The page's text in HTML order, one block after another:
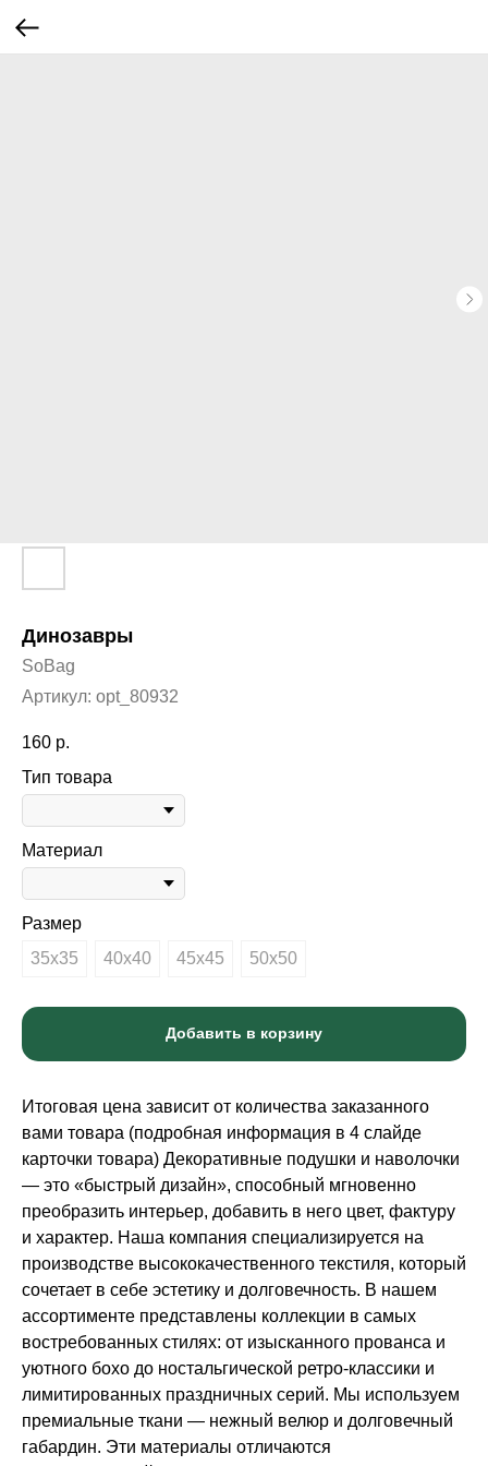
Динозавры
SoBag
Артикул: opt_80932
160 р.
Тип товара
Материал
Размер
35х35
40х40 45х45 50х50
Добавить в корзину
Итоговая цена зависит от количества заказанного
вами товара (подробная информация в 4 слайде
карточки товара) Декоративные подушки и наволочки
— это «быстрый дизайн», способный мгновенно
преобразить интерьер, добавить в него цвет, фактуру
и характер. Наша компания специализируется на
производстве высококачественного текстиля, который
сочетает в себе эстетику и долговечность. В нашем
ассортименте представлены коллекции в самых
востребованных стилях: от изысканного прованса и
уютного бохо до ностальгической ретро-классики и
лимитированных праздничных серий. Мы используем
премиальные ткани — нежный велюр и долговечный
габардин. Эти материалы отличаются